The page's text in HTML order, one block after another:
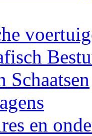
Schaatsen
en